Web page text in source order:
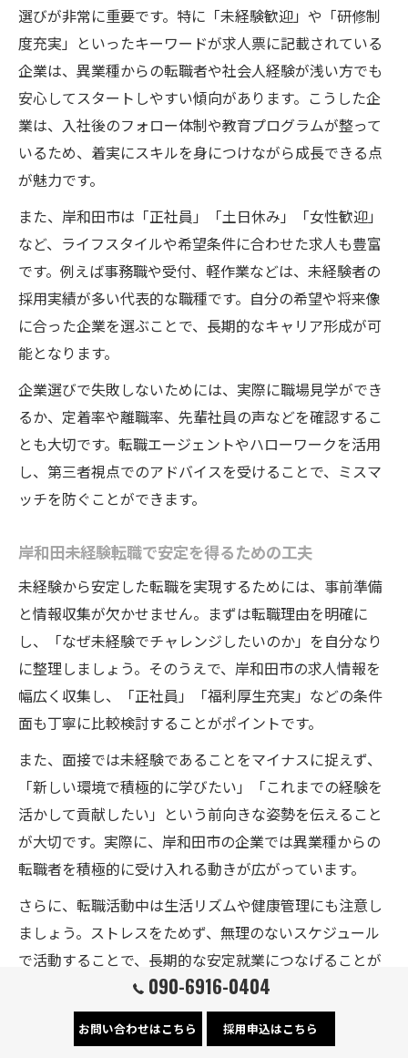
選びが非常に重要です。特に「未経験歓迎」や「研修制
度充実」といったキーワードが求人票に記載されている
企業は、異業種からの転職者や社会人経験が浅い方でも
安心してスタートしやすい傾向があります。こうした企
業は、入社後のフォロー体制や教育プログラムが整って
いるため、着実にスキルを身につけながら成長できる点
が魅力です。
また、岸和田市は「正社員」「土日休み」「女性歓迎」
など、ライフスタイルや希望条件に合わせた求人も豊富
です。例えば事務職や受付、軽作業などは、未経験者の
採用実績が多い代表的な職種です。自分の希望や将来像
に合った企業を選ぶことで、長期的なキャリア形成が可
能となります。
企業選びで失敗しないためには、実際に職場見学ができ
るか、定着率や離職率、先輩社員の声などを確認するこ
とも大切です。転職エージェントやハローワークを活用
し、第三者視点でのアドバイスを受けることで、ミスマ
ッチを防ぐことができます。
岸和田未経験転職で安定を得るための工夫
未経験から安定した転職を実現するためには、事前準備
と情報収集が欠かせません。まずは転職理由を明確に
し、「なぜ未経験でチャレンジしたいのか」を自分なり
に整理しましょう。そのうえで、岸和田市の求人情報を
幅広く収集し、「正社員」「福利厚生充実」などの条件
面も丁寧に比較検討することがポイントです。
また、面接では未経験であることをマイナスに捉えず、
「新しい環境で積極的に学びたい」「これまでの経験を
活かして貢献したい」という前向きな姿勢を伝えること
が大切です。実際に、岸和田市の企業では異業種からの
転職者を積極的に受け入れる動きが広がっています。
さらに、転職活動中は生活リズムや健康管理にも注意し
ましょう。ストレスをためず、無理のないスケジュール
で活動することで、長期的な安定就業につなげることが
働きやすい未経験求人の福利厚生に注目
090-6916-0404
お問い合わせはこちら 採用申込はこちら